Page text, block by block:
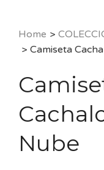
Home >
> Camiseta
Nube